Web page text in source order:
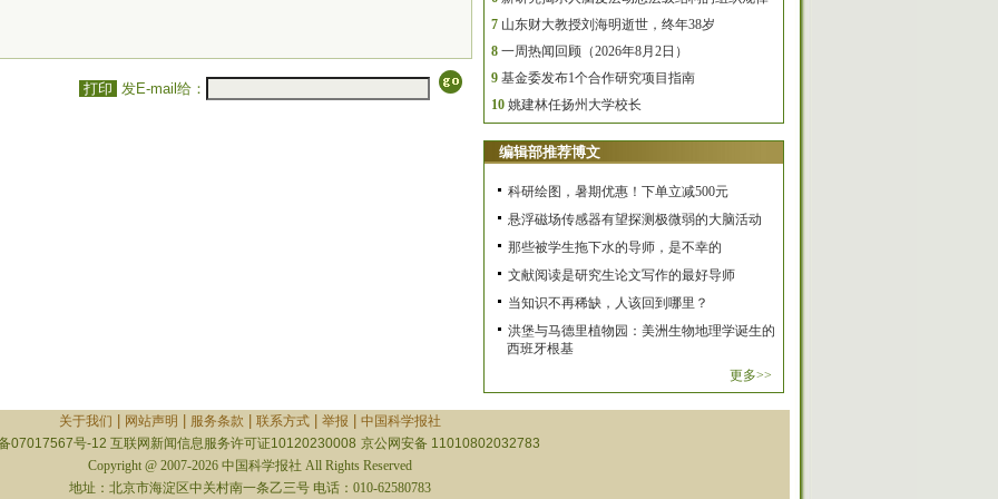
打印 发E-mail给：
7 山东财大教授刘海明逝世，终年38岁
8 一周热闻回顾（2026年8月2日）
9 基金委发布1个合作研究项目指南
10 姚建林任扬州大学校长
编辑部推荐博文
科研绘图，暑期优惠！下单立减500元
悬浮磁场传感器有望探测极微弱的大脑活动
那些被学生拖下水的导师，是不幸的
文献阅读是研究生论文写作的最好导师
当知识不再稀缺，人该回到哪里？
洪堡与马德里植物园：美洲生物地理学诞生的
西班牙根基
更多>>
关于我们 网站声明 服务条款 联系方式| 举报
中国科学报社
07017567号-12 互联网新闻信息服务许可证10120230008 京公网安备 11010802032783
Copyright @ 2007-2026 中国科学报社 All Rights Reserved
地址：北京市海淀区中关村南一条乙三号 电话：010-62580783